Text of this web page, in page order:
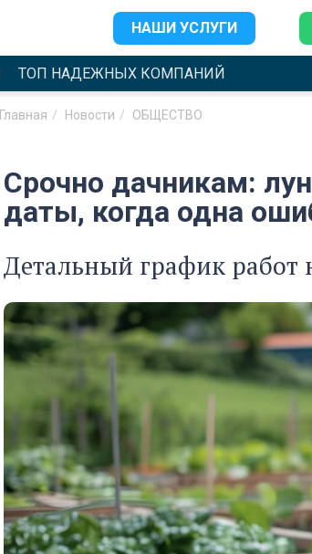
НАШИ УСЛУГИ
ТОП НАДЕЖНЫХ КОМПАНИЙ
Главная Новости ОБЩЕСТВО
Срочно дачникам:
даты, когда одна
Детальный график